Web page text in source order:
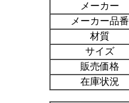
メーカー
メーカー品番
材質
サイズ
販売価格
在庫状況